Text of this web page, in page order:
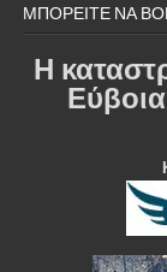
ΜΠΟΡΕΙΤΕ ΝΑ
Η